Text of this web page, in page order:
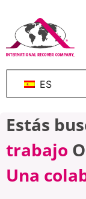
ES
Estás
trabajo O
Una